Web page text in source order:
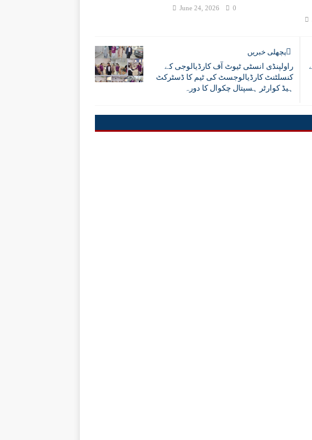
June 24, 2026 0
پچھلی خبریں
راولپنڈی انسٹی ٹیوٹ آف کارڈیالوجی کے
کنسلٹنٹ کارڈیالوجسٹ کی ٹیم کا ڈسٹرکٹ
ہیڈ کوارٹر ہسپتال چکوال کا دورہ